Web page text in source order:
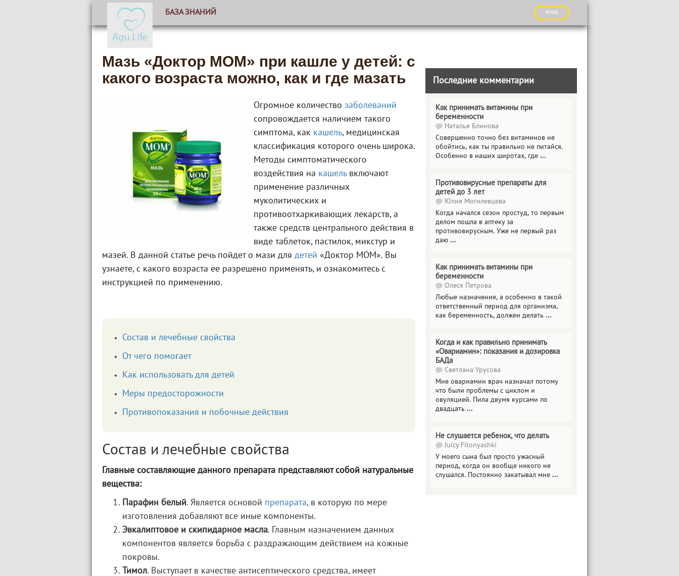
БАЗА ЗНАНИЙ вход
Мазь «Доктор МОМ» при кашле у детей: с
какого возраста можно, как и где мазать
Огромное количество заболеваний
сопровождается наличием такого
симптома, как кашель, медицинская
классификация которого очень широка.
Методы симптоматического
воздействия на кашельвключают
применение различных
муколитических и
противоотхаркивающих лекарств, а
также средств центрального действия в
виде таблеток, пастилок, микстур и
мазей. В данной статье речь пойдет о мази для детей «Доктор МОМ». Вы
узнаете, с какого возраста ее разрешено применять, и ознакомитесь с
инструкцией по применению.
Состав и лечебные свойства
От чего помогает
Как использовать для детей
Меры предосторожности
Противопоказания и побочные действия
Состав и лечебные свойства
Главные составляющие данного препарата представляют собой натуральные
вещества:
Парафин белый. Является основой препарата, в которую по мере
изготовления добавляют все иные компоненты.
Эвкалиптовое и скипидарное масла. Главным назначением данных
компонентов является борьба с раздражающим действием на кожные
покровы.
Тимол. Выступает в качестве антисептического средства, имеет
Последние комментарии
Как принимать витамины при
беременности
Наталья Блинова
Совершенно точно без витаминов не
обойтись, как ты правильно не питайся.
Особенно в наших широтах, где ...
Противовирусные препараты для
детей до 3 лет
Юлия Могилевцева
Когда начался сезон простуд, то первым
делом пошла в аптеку за
противовирусным. Уже не первый раз
даю ...
Как принимать витамины при
беременности
Олеся Петрова
Любые назначения, а особенно в такой
ответственный период для организма,
как беременность, должен делать ...
Когда и как правильно принимать
«Овариамин»: показания и дозировка
БАДа
Светлана Урусова
Мне овариамин врач назначал потому
что были проблемы с циклом и
овуляцией. Пила двумя курсами по
двадцать ...
Не слушается ребенок, что делать
Juicy Fitonyashki
У моего сына был просто ужасный
период, когда он вообще никого не
слушался. Постоянно закатывал мне ...